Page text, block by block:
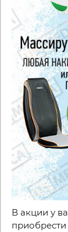
В акции у